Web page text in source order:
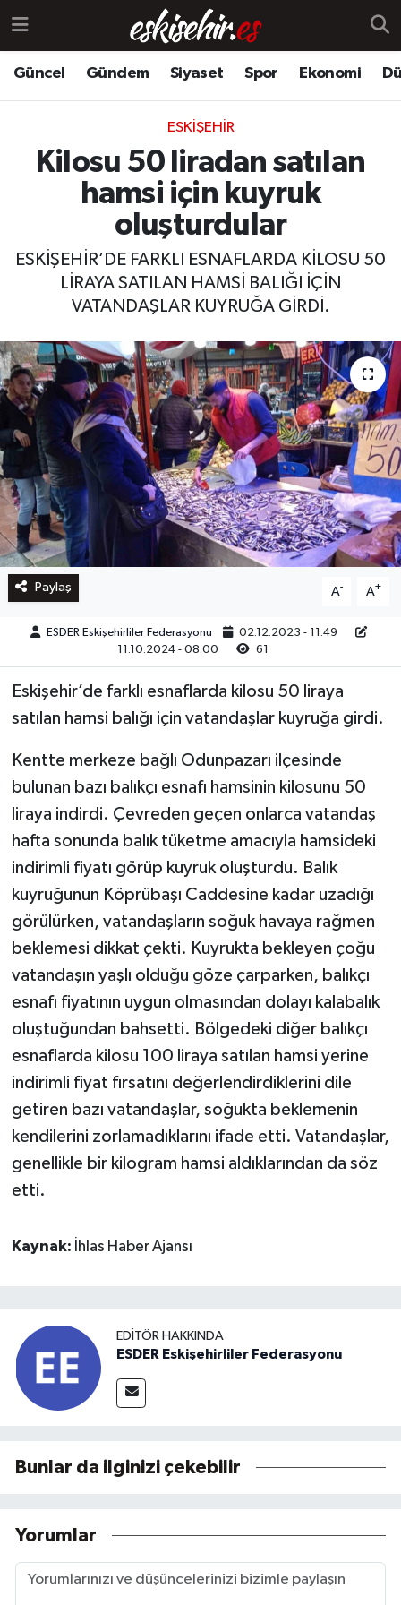
Güncel Gündem Siyaset Spor Ekonomi
ESKIŞEHIR
Kilosu 50 liradan satılan
hamsi için kuyruk
oluşturdular
ESKİŞEHİR’DE FARKLI ESNAFLARDA KİLOSU 50
LİRAYA SATILAN HAMSİ BALIĞI İÇİN
VATANDAŞLAR KUYRUĞA GİRDİ.
Paylaş A- A+
ESDER Eskişehirliler Federasyonu
02.12.2023 - 11:49
11.10.2024 - 08:00
61
Eskişehir’de farklı esnaflarda kilosu 50 liraya
satılan hamsi balığı için vatandaşlar kuyruğa girdi.
Kentte merkeze bağlı Odunpazarı ilçesinde
bulunan bazı balıkçı esnafı hamsinin kilosunu 50
liraya indirdi. Çevreden geçen onlarca vatandaş
hafta sonunda balık tüketme amacıyla hamsideki
indirimli fiyatı görüp kuyruk oluşturdu. Balık
kuyruğunun Köprübaşı Caddesine kadar uzadığı
görülürken, vatandaşların soğuk havaya rağmen
beklemesi dikkat çekti. Kuyrukta bekleyen çoğu
vatandaşın yaşlı olduğu göze çarparken, balıkçı
esnafı fiyatının uygun olmasından dolayı kalabalık
oluştuğundan bahsetti. Bölgedeki diğer balıkçı
esnaflarda kilosu 100 liraya satılan hamsi yerine
indirimli fiyat fırsatını değerlendirdiklerini dile
getiren bazı vatandaşlar, soğukta beklemenin
kendilerini zorlamadıklarını ifade etti. Vatandaşlar,
genellikle bir kilogram hamsi aldıklarından da söz
etti.
Kaynak: İhlas Haber Ajansı
EDITÖR HAKKINDA
ESDER Eskişehirliler Federasyonu
Bunlar da ilginizi çekebilir
Yorumlar